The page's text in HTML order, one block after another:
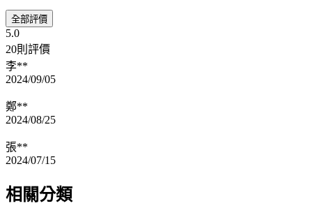
全部評價
5.0
20則評價
李**
2024/09/05
鄭**
2024/08/25
張**
2024/07/15
相關分類